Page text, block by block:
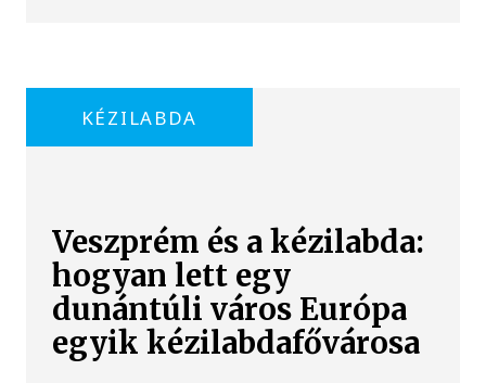
KÉZILABDA
Veszprém és a kézilabda:
hogyan lett egy
dunántúli város Európa
egyik kézilabdafővárosa